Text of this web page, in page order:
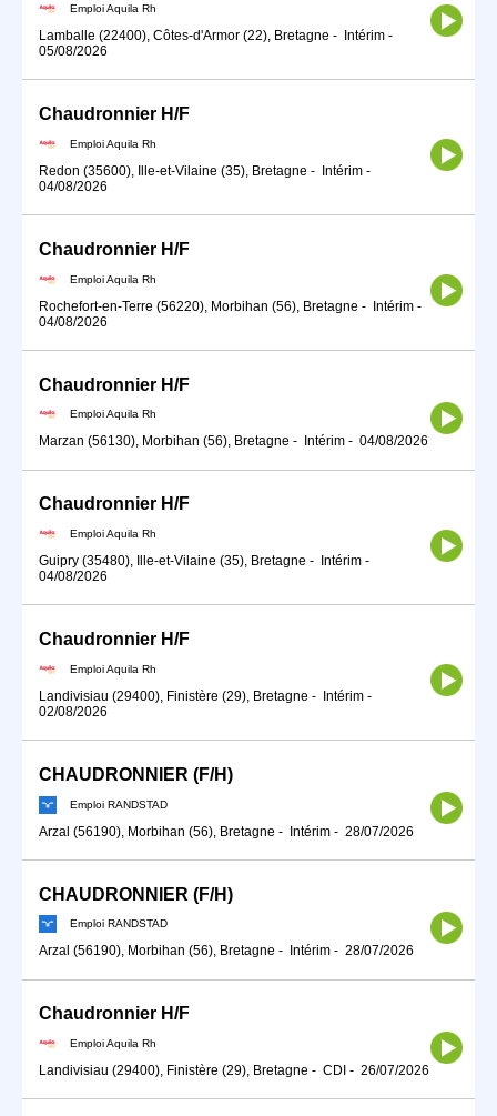
Emploi Aquila Rh
Lamballe (22400), Côtes-d'Armor (22), Bretagne - Intérim -
05/08/2026
Chaudronnier H/F
Emploi Aquila Rh
Redon (35600), Ille-et-Vilaine (35), Bretagne - Intérim -
04/08/2026
Chaudronnier H/F
Emploi Aquila Rh
Rochefort-en-Terre (56220), Morbihan (56), Bretagne - Intérim -
04/08/2026
Chaudronnier H/F
Emploi Aquila Rh
Marzan (56130), Morbihan (56), Bretagne - Intérim - 04/08/2026
Chaudronnier H/F
Emploi Aquila Rh
Guipry (35480), Ille-et-Vilaine (35), Bretagne - Intérim -
04/08/2026
Chaudronnier H/F
Emploi Aquila Rh
Landivisiau (29400), Finistère (29), Bretagne - Intérim -
02/08/2026
CHAUDRONNIER (F/H)
Emploi RANDSTAD
Arzal (56190), Morbihan (56), Bretagne - Intérim - 28/07/2026
CHAUDRONNIER (F/H)
Emploi RANDSTAD
Arzal (56190), Morbihan (56), Bretagne - Intérim - 28/07/2026
Chaudronnier H/F
Emploi Aquila Rh
Landivisiau (29400), Finistère (29), Bretagne - CDI - 26/07/2026